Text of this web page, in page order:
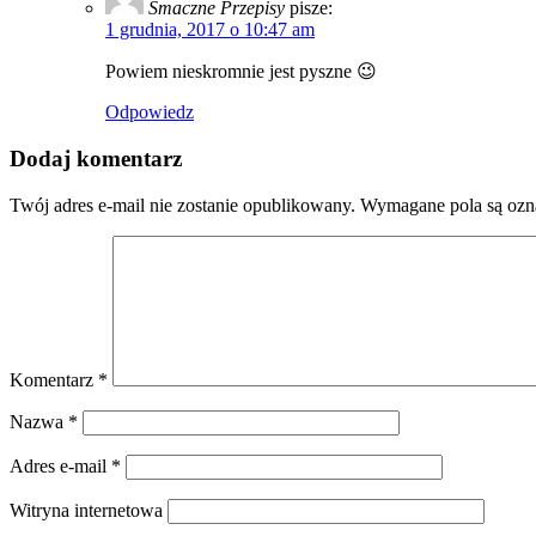
Smaczne Przepisy pisze:
1 grudnia, 2017 o 10:47 am
Powiem nieskromnie jest pyszne 😉
Odpowiedz
Dodaj komentarz
Twój adres e-mail nie zostanie opublikowany. Wymagane pola są
Komentarz *
Nazwa *
Adres e-mail *
Witryna internetowa